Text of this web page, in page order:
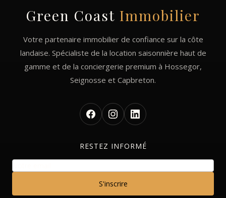
Green Coast Immobilier
Votre partenaire immobilier de confiance sur la côte
landaise. Spécialiste de la location saisonnière haut de
gamme et de la conciergerie premium à Hossegor,
Seignosse et Capbreton.
RESTEZ INFORMÉ
S'inscrire